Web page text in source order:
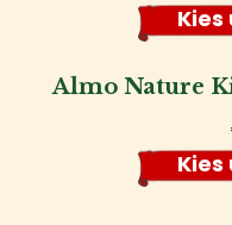
Almo Nature